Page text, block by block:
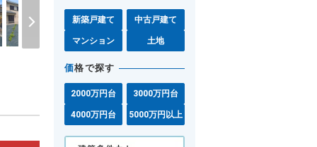
新築戸建て 中古戸建て
マンション 土地
価格で探す
2000万円台 3000万円台
4000万円台 5000万円以上